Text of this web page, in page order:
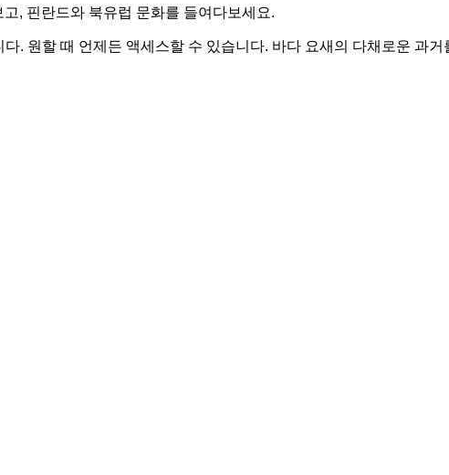
, 핀란드와 북유럽 문화를 들여다보세요.
. 원할 때 언제든 액세스할 수 있습니다. 바다 요새의 다채로운 과